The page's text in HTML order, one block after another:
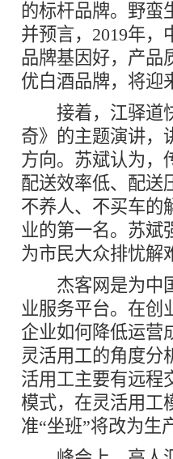
的标杆品牌。野蛮
并预言，2019年
品牌基因好，产品
优白酒品牌，将迎
接着，江驿道快
奇》的主题演讲，
方向。苏斌认为，
配送效率低、配送
不养人、不买车的
业的第一名。苏斌
为市民大众排忧解
杰客网是为中国
业服务平台。在创
企业如何降低运营
灵活用工的角度分
活用工主要有远程
模式，在灵活用工
准“坐班”将改为生